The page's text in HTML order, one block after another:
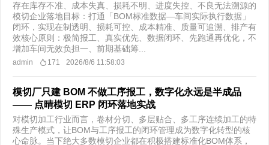
存在库存不准、成本失真、损耗不明、进度失控、不良无法溯源的
模切企业落地目标：打通「BOM标准数据—车间实际执行数据」
闭环，实现在制透明、损耗可控、成本精准、质量可追溯、排产有
效核心原则：极简报工、真实优先、数据闭环、先跑通再优化，不
增加车间无效负担一、前期基础筹...
admin 171 2026/8/6 11:58:03
模切厂只建 BOM 不做工序报工，数字化永远是半成品
—— 点晴模切 ERP 闭环落地实战
对模切加工行业而言，卷材分切、多层贴合、多工序连续加工的特
殊生产模式，让BOM与工序报工的闭环管理成为数字化转型的核
心命脉。当下绝大多数模切企业都在积极搭建标准化BOM体系，